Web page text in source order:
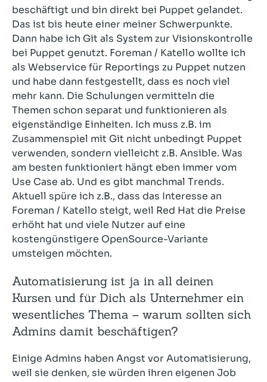
beschäftigt und bin direkt bei Puppet gelandet.
Das ist bis heute einer meiner Schwerpunkte.
Dann habe ich Git als System zur Visionskontrolle
bei Puppet genutzt. Foreman / Katello wollte ich
als Webservice für Reportings zu Puppet nutzen
und habe dann festgestellt, dass es noch viel
mehr kann. Die Schulungen vermitteln die
Themen schon separat und funktionieren als
eigenständige Einheiten. Ich muss z.B. im
Zusammenspiel mit Git nicht unbedingt Puppet
verwenden, sondern vielleicht z.B. Ansible. Was
am besten funktioniert hängt eben immer vom
Use Case ab. Und es gibt manchmal Trends.
Aktuell spüre ich z.B., dass das Interesse an
Foreman / Katello steigt, weil Red Hat die Preise
erhöht hat und viele Nutzer auf eine
kostengünstigere OpenSource-Variante
umsteigen möchten.
Automatisierung ist ja in all deinen
Kursen und für Dich als Unternehmer ein
wesentliches Thema – warum sollten sich
Admins damit beschäftigen?
Einige Admins haben Angst vor Automatisierung,
weil sie denken, sie würden ihren eigenen Job